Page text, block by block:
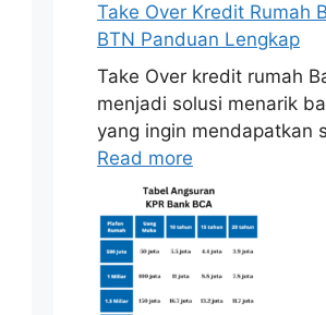
Take Over Kredit Rumah
BTN Panduan Lengkap
Take Over kredit rumah
menjadi solusi menarik
yang ingin mendapatkan
Read more